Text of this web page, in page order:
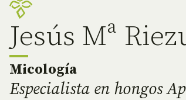
Jesús Mª
Micología
Especialista en hongos